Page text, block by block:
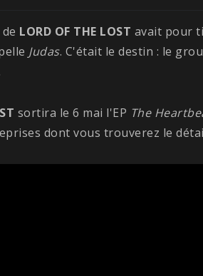
LORD OF THE LOST avait pour
Judas. C'était le destin : le
sortira le 6 mai l'EP The
dont vous trouverez le